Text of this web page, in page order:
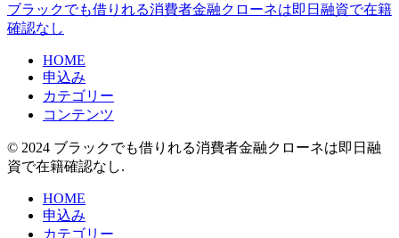
ブラックでも借りれる消費者金融クローネは即日融資で在籍
確認なし
HOME
申込み
カテゴリー
コンテンツ
© 2024 ブラックでも借りれる消費者金融クローネは即日融
資で在籍確認なし.
HOME
申込み
カテゴリー